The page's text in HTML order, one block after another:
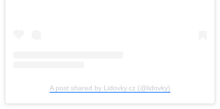
A post shared by Lidovky.cz (@lidovky)